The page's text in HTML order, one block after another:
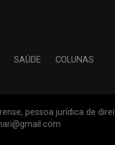
SAÚDE COLUNAS
pessoa jurídica de